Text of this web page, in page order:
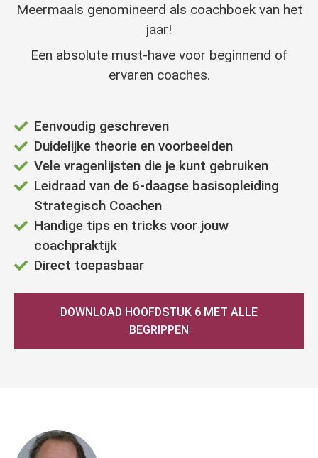
Meermaals genomineerd als coachboek van het
jaar!
Een absolute must-have voor beginnend of
ervaren coaches.
Eenvoudig geschreven
Duidelijke theorie en voorbeelden
Vele vragenlijsten die je kunt gebruiken
Leidraad van de 6-daagse basisopleiding
Strategisch Coachen
Handige tips en tricks voor jouw
coachpraktijk
Direct toepasbaar
DOWNLOAD HOOFDSTUK 6 MET ALLE
BEGRIPPEN